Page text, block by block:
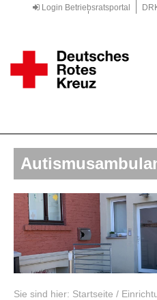
Login Betriebsratsportal
Sie sind hier: Startseite /